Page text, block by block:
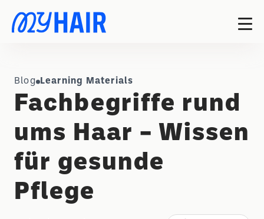
Blog Learning Materials
Fachbegriffe rund
ums Haar – Wissen
für gesunde
Pflege